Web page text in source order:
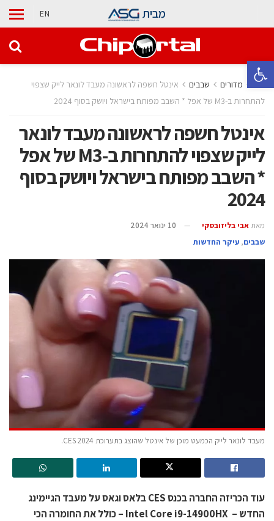
פתח סרגל נגישות
מבית EN
בית מדורים ‫שבבים‬
אינטל חשפה לראשונה מעבד לונאר לייק שצפוי
להתחרות ב-M3 של אפל * השבב מפותח בישראל ויושק בסוף 2024
אינטל חשפה לראשונה מעבד לונאר
לייק שצפוי להתחרות ב-M3 של אפל
* השבב מפותח בישראל ויושק בסוף
2024
מאת אבי בליזובסקי
10 ינואר 2024
‫שבבים‬, עיקר החדשות
מעבד לונאר לייק הכמעט מוכן של אינטל שהוצג בתערוכת CES 2024.
עוד הכריזה החברה בכנס CES בלאס וגאס על מעבד הגיימינג
החדש – Intel Core i9-14900HX – כולל את החומרה הכי